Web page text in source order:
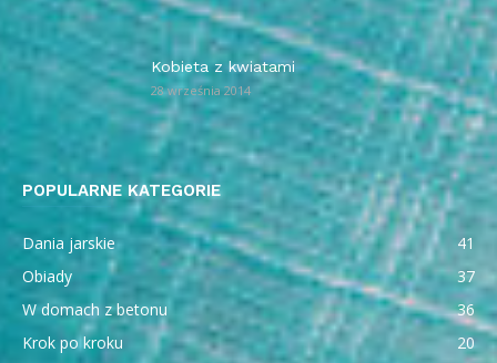
Kobieta z kwiatami
28 września 2014
POPULARNE KATEGORIE
Dania jarskie
41
Obiady
37
W domach z betonu
36
Krok po kroku
20